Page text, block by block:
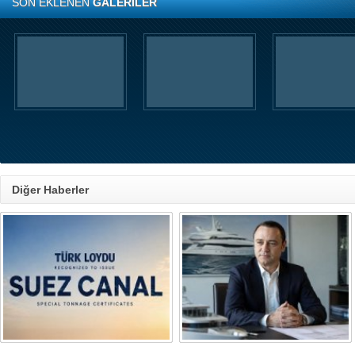
Diğer Haberler